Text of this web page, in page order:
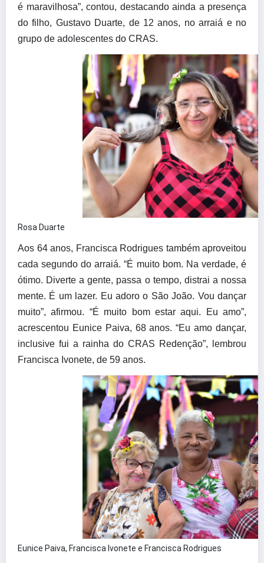
é maravilhosa”, contou, destacando ainda a presença
do filho, Gustavo Duarte, de 12 anos, no arraiá e no
grupo de adolescentes do CRAS.
Rosa Duarte
Aos 64 anos, Francisca Rodrigues também aproveitou
cada segundo do arraiá. “É muito bom. Na verdade, é
ótimo. Diverte a gente, passa o tempo, distrai a nossa
mente. É um lazer. Eu adoro o São João. Vou dançar
muito”, afirmou. “É muito bom estar aqui. Eu amo”,
acrescentou Eunice Paiva, 68 anos. “Eu amo dançar,
inclusive fui a rainha do CRAS Redenção”, lembrou
Francisca Ivonete, de 59 anos.
Eunice Paiva, Francisca Ivonete e Francisca Rodrigues